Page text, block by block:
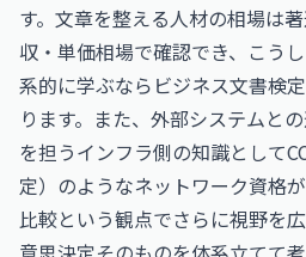
す。文章を整える人材の相場は
収・単価相場で確認でき、こう
系的に学ぶなら ビジネス文書検定
ります。また、外部システムと
を担うインフラ側の知識として
定） のようなネットワーク資格
比較という観点でさらに視野を